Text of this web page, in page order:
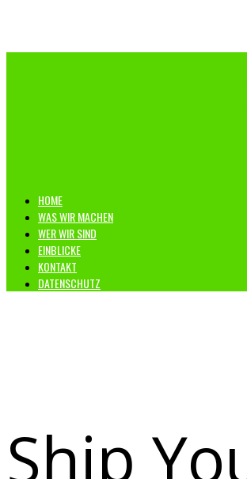
HOME
WAS WIR MACHEN
WER WIR SIND
EINBLICKE
KONTAKT
DATENSCHUTZ
Ship